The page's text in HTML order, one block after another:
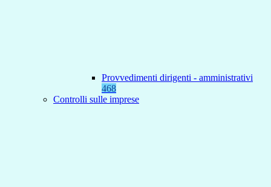
Provvedimenti dirigenti - amministrativi
468
Controlli sulle imprese